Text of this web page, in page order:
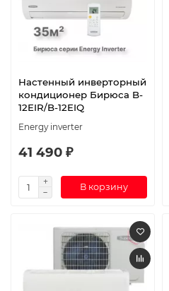
Настенный инверторный
кондиционер Бирюса B-
12EIR/B-12EIQ
Energy inverter
41 490 ₽
В корзину